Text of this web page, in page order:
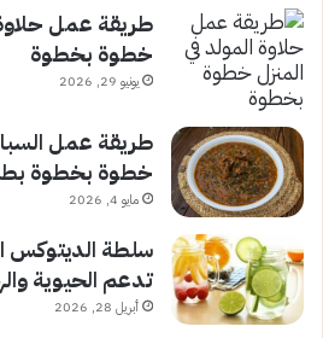
طريقة عمل حلاوة
خطوة بخطوة
يونيو 29, 2026
طريقة عمل
خطوة بخطوة
مايو 4, 2026
سلطة الديتوكس
تدعم الحيوية
أبريل 28, 2026